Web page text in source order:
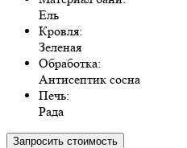
Ель
Кровля:
Зеленая
Обработка:
Антисептик сосна
Печь:
Рада
Запросить стоимость